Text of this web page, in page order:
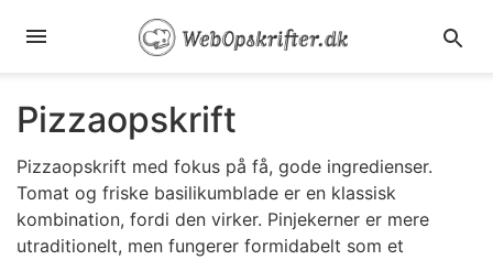
Pizzaopskrift
Pizzaopskrift med fokus på få, gode ingredienser.
Tomat og friske basilikumblade er en klassisk
kombination, fordi den virker. Pinjekerner er mere
utraditionelt, men fungerer formidabelt som et